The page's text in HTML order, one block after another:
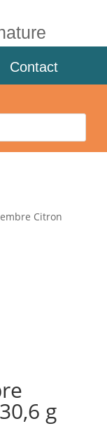
Contact
Citron
g